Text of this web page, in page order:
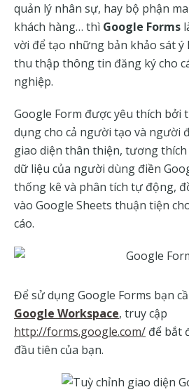
quản lý nhân sự, hay bộ phận
khách hàng… thì Google Forms
vời để tạo những bản khảo sát ý
thu thập thông tin đăng ký cho
nghiệp.
Google Form được yêu thích bởi
dụng cho cả người tạo và người
giao diện thân thiện, tương
dữ liệu của người dùng điền
thống kê và phân tích tự động,
vào Google Sheets thuận tiện
cáo.
Để sử dụng Google Forms bạn
Google Workspace, truy cập
http://forms.google.com/ để bắt
đầu tiên của bạn.